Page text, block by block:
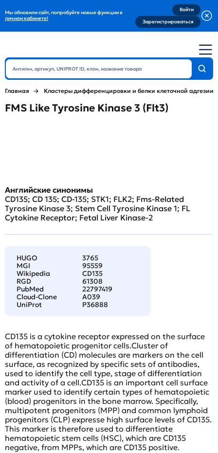
Мы обновили сайт, попробуйте новые функции в
личном кабинете!
Войти
Зарегистрироваться
Главная Кластеры дифференцировки и белки клеточной адгезии
FMS Like Tyrosine Kinase 3 (Flt3)
Английские синонимы
CD135; CD 135; CD-135; STK1; FLK2; Fms-Related
Tyrosine Kinase 3; Stem Cell Tyrosine Kinase 1; FL
Cytokine Receptor; Fetal Liver Kinase-2
HUGO
3765
MGI
95559
Wikipedia
CD135
RGD
61308
PubMed
22797419
Cloud-Clone
A039
UniProt
P36888
CD135 is a cytokine receptor expressed on the surface
of hematopoietic progenitor cells.Cluster of
differentiation (CD) molecules are markers on the cell
surface, as recognized by specific sets of antibodies,
used to identify the cell type, stage of differentiation
and activity of a cell.CD135 is an important cell surface
marker used to identify certain types of hematopoietic
(blood) progenitors in the bone marrow. Specifically,
multipotent progenitors (MPP) and common lymphoid
progenitors (CLP) expresse high surface levels of CD135.
This marker is therefore used to differentiate
hematopoietic stem cells (HSC), which are CD135
negative, from MPPs, which are CD135 positive.